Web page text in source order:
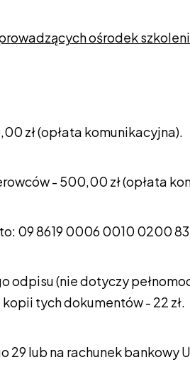
ośrodek
zł (opłata komunikacyjna).
- 500,00 zł (opłata
09 8619 0006 0010 0200
odpisu (nie dotyczy
tych dokumentów - 22 zł.
29 lub na rachunek bankowy